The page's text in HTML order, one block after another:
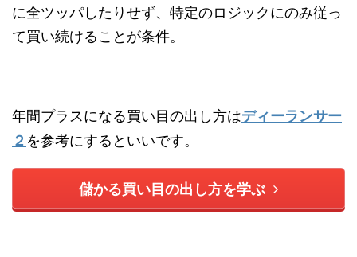
に全ツッパしたりせず、特定のロジックにのみ従っ
て買い続けることが条件。
年間プラスになる買い目の出し方はディーランサー
２を参考にするといいです。
儲かる買い目の出し方を学ぶ